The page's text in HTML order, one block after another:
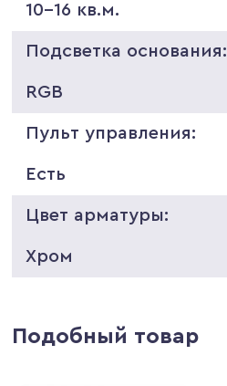
10-16 кв.м.
Подсветка основания:
RGB
Пульт управления:
Есть
Цвет арматуры:
Хром
Подобный товар